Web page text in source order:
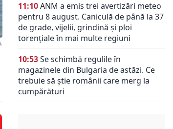
11:10ANM a emis trei avertizări meteo
pentru 8 august. Caniculă de până la 37
de grade, vijelii, grindină și ploi
torențiale în mai multe regiuni
10:53Se schimbă regulile în
magazinele din Bulgaria de astăzi. Ce
trebuie să știe românii care merg la
cumpărături